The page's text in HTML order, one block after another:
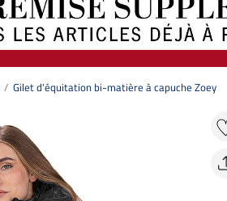
Gilet d'équitation bi-matière à capuche Zoey